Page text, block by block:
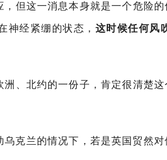
但这一消息本身就是一个危险
神经紧绷的状态， 这时候任何风
、北约的一份子，肯定很清楚
克兰的情况下，若是英国贸然